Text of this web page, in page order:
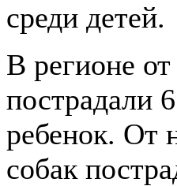
среди детей.
В регионе
пострадали
ребенок. От
собак